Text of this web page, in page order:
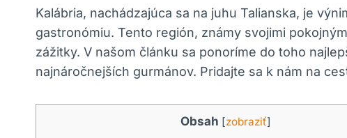
Kalábria, nachádzajúca ​sa na juhu Talianska, je
gastronómiu. Tento región, známy svojimi
zážitky. ⁤V našom článku sa ponoríme do​ toho
najnáročnejších gurmánov. Pridajte sa⁤ k nám na⁣
Obsah [zobraziť]